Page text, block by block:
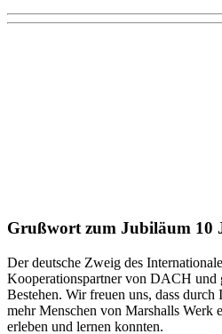
Grußwort zum Jubiläum 10
Der deutsche Zweig des
Kooperationspartner von DACH und
Bestehen. Wir freuen uns, dass
mehr Menschen von Marshalls Werk
erleben und lernen konnten.